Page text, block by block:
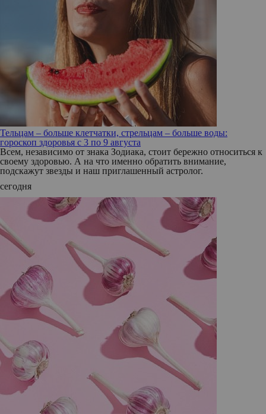
Тельцам – больше клетчатки, стрельцам – больше воды:
гороскоп здоровья с 3 по 9 августа
Всем, независимо от знака Зодиака, стоит бережно относиться к
своему здоровью. А на что именно обратить внимание,
подскажут звезды и наш приглашенный астролог.
сегодня